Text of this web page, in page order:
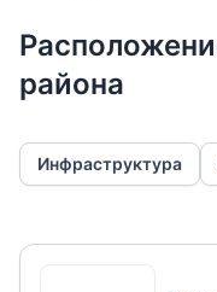
района
Инфраструктура